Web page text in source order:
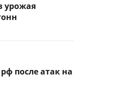
урожая
после атак на